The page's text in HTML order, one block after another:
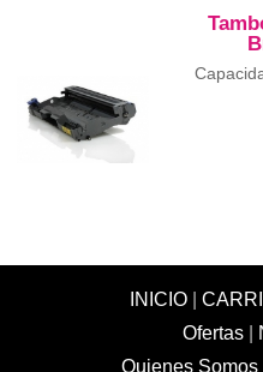
INICIO|
Ofertas|
Quienes Somos|